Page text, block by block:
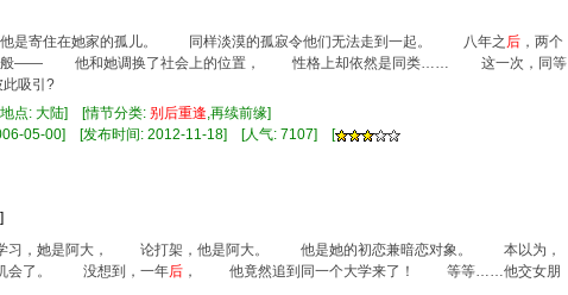
寄住在她家的孤儿。 同样淡漠的孤寂令他们无法走到一起。 八年之 后 ，两个
般—— 他和她调换了社会上的位置， 性格上却依然是同类…… 这一次，同等
吸引?
点: 大陆] [情节分类: 别 后重逢,再续前缘]
05-00] [发布时间: 2012-11-18] [人气: 7107] [
，她是阿大， 论打架，他是阿大。 他是她的初恋兼暗恋对象。 本以为，
会了。 没想到，一年后 ， 他竟然追到同一个大学来了！ 等等……他交女朋